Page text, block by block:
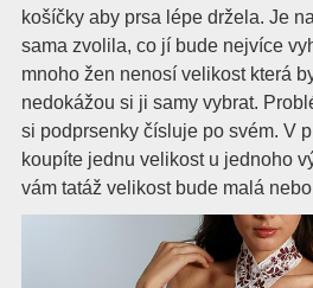
košíčky aby prsa lépe držela. Je
sama zvolila, co jí bude nejvíce
mnoho žen nenosí velikost která
nedokážou si ji samy vybrat.
si podprsenky čísluje po svém. V
koupíte jednu velikost u jednoho
vám tatáž velikost bude malá